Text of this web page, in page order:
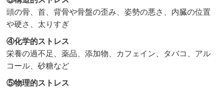
頭の骨、首、背骨や骨盤の歪み、姿勢の悪さ、内臓の位置
や硬さ、太りすぎ
④化学的ストレス
栄養の過不足、薬品、添加物、カフェイン、タバコ、アル
コール、砂糖など
⑤物理的ストレス